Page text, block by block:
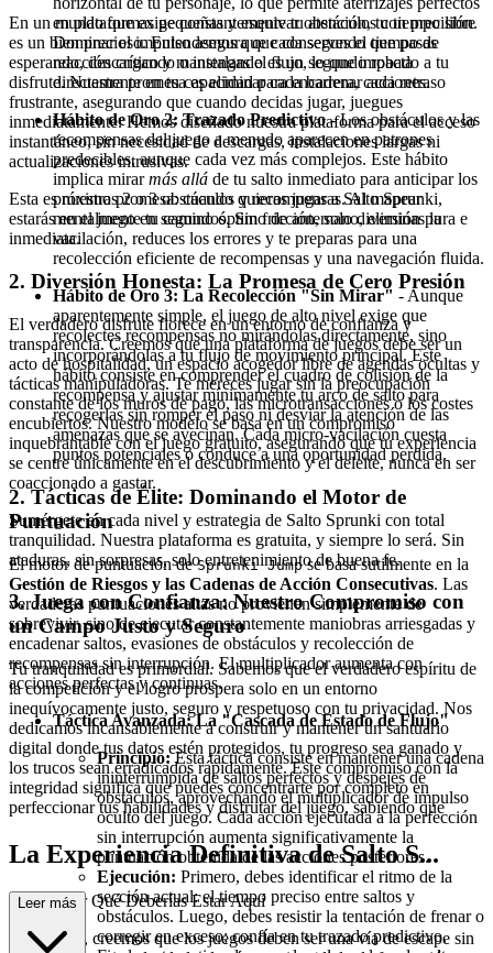
en plataformas pequeñas y esquivar obstáculos con precisión.
Dominar el impulso asegura que conserves el tiempo de
reacción crítico y mantengas el flujo, lo que impacta
directamente en tu capacidad para encadenar acciones.
Hábito de Oro 2: Trazado Predictivo- Los obstáculos y las
recompensas del juego a menudo aparecen en patrones
predecibles, aunque cada vez más complejos. Este hábito
implica mirarmás allá de tu salto inmediato para anticipar los
próximos 2 o 3 obstáculos y recompensas. Al mapear
mentalmente tu camino óptimo de antemano, eliminas la
vacilación, reduces los errores y te preparas para una
recolección eficiente de recompensas y una navegación fluida.
Hábito de Oro 3: La Recolección "Sin Mirar" - Aunque
aparentemente simple, el juego de alto nivel exige que
recolectes recompensas no mirándolas directamente, sino
incorporándolas a tu flujo de movimiento principal. Este
hábito consiste en comprender el cuadro de colisión de la
recompensa y ajustar mínimamente tu arco de salto para
recogerlas sin romper el paso ni desviar la atención de las
amenazas que se avecinan. Cada micro-vacilación cuesta
puntos potenciales o conduce a una oportunidad perdida.
2. Tácticas de Élite: Dominando el Motor de
Puntuación
El motor de puntuación deSprunki Jumpse basa sutilmente en la
Gestión de Riesgos y las Cadenas de Acción Consecutivas. Las
verdaderas puntuaciones altas no provienen simplemente de
sobrevivir, sino de ejecutar constantemente maniobras arriesgadas y
encadenar saltos, evasiones de obstáculos y recolección de
recompensas sin interrupción. El multiplicador aumenta con
acciones perfectas y continuas.
Táctica Avanzada: La "Cascada de Estado de Flujo"
Principio:Esta táctica consiste en mantener una cadena
ininterrumpida de saltos perfectos y despejes de
obstáculos, aprovechando el multiplicador de impulso
oculto del juego. Cada acción ejecutada a la perfección
sin interrupción aumenta significativamente la
puntuación obtenida de las acciones posteriores.
Ejecución: Primero, debes identificar el ritmo de la
sección actual: el tiempo preciso entre saltos y
obstáculos. Luego, debes resistir la tentación de frenar o
corregir en exceso; confía en tu trazado predictivo.
En un mundo que exige constantemente tu atención, tu tiempo libre
es un bien precioso. Entendemos que cada segundo que pasas
esperando, descargando o instalando es un segundo robado a tu
disfrute. Nuestra promesa es eliminar cada barrera, cada retraso
frustrante, asegurando que cuando decidas jugar, juegues
inmediatamente. Hemos diseñado nuestra plataforma para el acceso
instantáneo, sin necesidad de descargas, instalaciones largas ni
actualizaciones intrusivas.
Esta es nuestra promesa: cuando quieras jugar a Salto Sprunki,
estarás en el juego en segundos. Sin fricción, solo diversión pura e
inmediata.
2. Diversión Honesta: La Promesa de Cero Presión
El verdadero disfrute florece en un entorno de confianza y
transparencia. Creemos que una plataforma de juegos debe ser un
acto de hospitalidad, un espacio acogedor libre de agendas ocultas y
tácticas manipuladoras. Te mereces jugar sin la preocupación
constante de los muros de pago, las microtransacciones o los costes
encubiertos. Nuestro modelo se basa en un compromiso
inquebrantable con el juego gratuito, asegurando que tu experiencia
se centre únicamente en el descubrimiento y el deleite, nunca en ser
coaccionado a gastar.
Sumérgete en cada nivel y estrategia de Salto Sprunki con total
tranquilidad. Nuestra plataforma es gratuita, y siempre lo será. Sin
ataduras, sin sorpresas, solo entretenimiento de buena fe.
3. Juega con Confianza: Nuestro Compromiso con
un Campo Justo y Seguro
Tu tranquilidad es primordial. Sabemos que el verdadero espíritu de
la competición y el logro prospera solo en un entorno
inequívocamente justo, seguro y respetuoso con tu privacidad. Nos
dedicamos incansablemente a construir y mantener un santuario
digital donde tus datos estén protegidos, tu progreso sea ganado y
los trucos sean erradicados rápidamente. Este compromiso con la
integridad significa que puedes concentrarte por completo en
perfeccionar tus habilidades y disfrutar del juego, sabiendo que
La Experiencia Definitiva de Salto S...
prunki: Por Qué Deberías Estar Aquí
En esencia, creemos que los juegos deben ser una vía de escape sin
Leer más